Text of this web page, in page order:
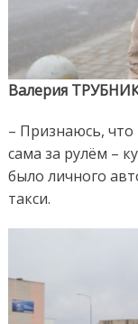
Валерия
– Признаюсь,
сама за рулём –
было личного
такси.